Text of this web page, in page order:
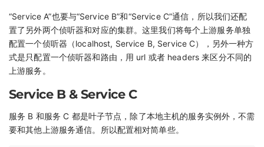
“Service A”也要与“Service B”和“Service C”通信，所以我们还配
置了另外两个侦听器和对应的集群。这里我们将每个上游服务单独
配置一个侦听器（localhost, Service B, Service C），另外一种方
式是只配置一个侦听器和路由，用 url 或者 headers 来区分不同的
上游服务。
Service B & Service C
服务 B 和服务 C 都是叶子节点，除了本地主机的服务实例外，不需
要和其他上游服务通信。所以配置相对简单些。